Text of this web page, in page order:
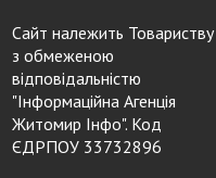
Сайт належить Товариству
з обмеженою
відповідальністю
"Інформаційна Агенція
Житомир Інфо". Код
ЄДРПОУ 33732896